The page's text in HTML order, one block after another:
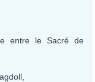
entre le Sacré de